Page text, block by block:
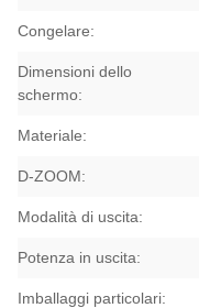
Congelare:
Dimensioni dello
schermo:
Materiale:
D-ZOOM:
Modalità di uscita:
Potenza in uscita:
Imballaggi particolari: